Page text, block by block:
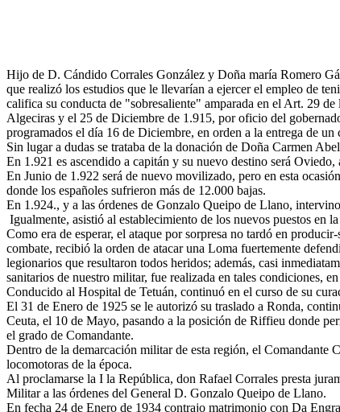
Hijo de D. Cándido Corrales González y Doña maría Romero
que realizó los estudios que le llevarían a ejercer el empleo de
califica su conducta de "sobresaliente" amparada en el Art. 29
Algeciras y el 25 de Diciembre de 1.915, por oficio del
programados el día 16 de Diciembre, en orden a la entrega de un
Sin lugar a dudas se trataba de la donación de Doña Carmen
En 1.921 es ascendido a capitán y su nuevo destino será
En Junio de 1.922 será de nuevo movilizado, pero en esta
donde los españoles sufrieron más de 12.000 bajas.
En 1.924., y a las órdenes de Gonzalo Queipo de Llano,
Igualmente, asistió al establecimiento de los nuevos puestos
Como era de esperar, el ataque por sorpresa no tardó en
combate, recibió la orden de atacar una Loma fuertemente
legionarios que resultaron todos heridos; además, casi
sanitarios de nuestro militar, fue realizada en tales condiciones,
Conducido al Hospital de Tetuán, continuó en el curso de su
El 31 de Enero de 1925 se le autorizó su traslado a Ronda,
Ceuta, el 10 de Mayo, pasando a la posición de Riffieu donde
el grado de Comandante.
Dentro de la demarcación militar de esta región, el Comandante
locomotoras de la época.
Al proclamarse la I la República, don Rafael Corrales presta
Militar a las órdenes del General D. Gonzalo Queipo de Llano.
En fecha 24 de Enero de 1934 contrajo matrimonio con Da